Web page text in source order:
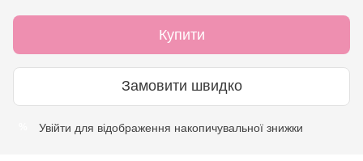
Купити
Замовити швидко
Увійти для відображення накопичувальної знижки